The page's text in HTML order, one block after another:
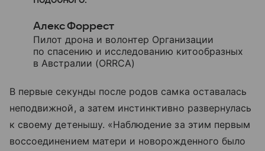
Алекс Форрест
Пилот дрона и волонтер Организации
по спасению и исследованию китообразных
в Австралии (ORRCA)
В первые секунды после родов самка оставалась
неподвижной, а затем инстинктивно развернулась
к своему детенышу. «Наблюдение за этим первым
воссоединением матери и новорожденного было